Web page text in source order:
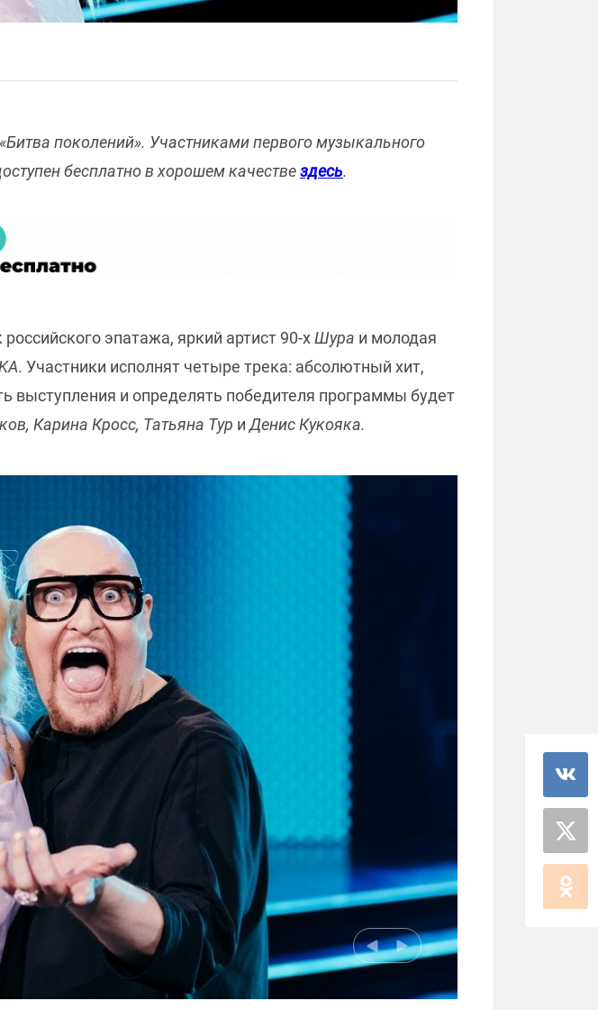
поколений». Участниками первого музыкального
бесплатно в хорошем качествездесь.
эпатажа, яркий артист 90-хШура и молодая
. Участники исполнят четыре трека: абсолютный хит,
выступления и определять победителя программы будет
Карина Кросс, Татьяна Тур иДенис Кукояка.